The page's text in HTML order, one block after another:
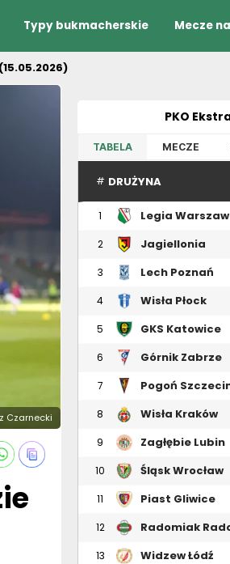
Typy bukmacherskie Mecze
Czarnecki
PKO
TABELA MECZE
# DRUŻYNA
1
Legia
2
Jagiellonia
3 Lech Poznań
4 Wisła Płock
5 GKS Katowice
6 Górnik Zabrze
7 Pogoń
8 Wisła Kraków
9 Zagłębie Lubin
10 Śląsk Wrocław
11 Piast Gliwice
12 Radomiak
13 Widzew Łódź